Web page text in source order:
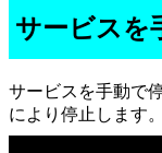
サービスを
サービスを手動で
により停止します。